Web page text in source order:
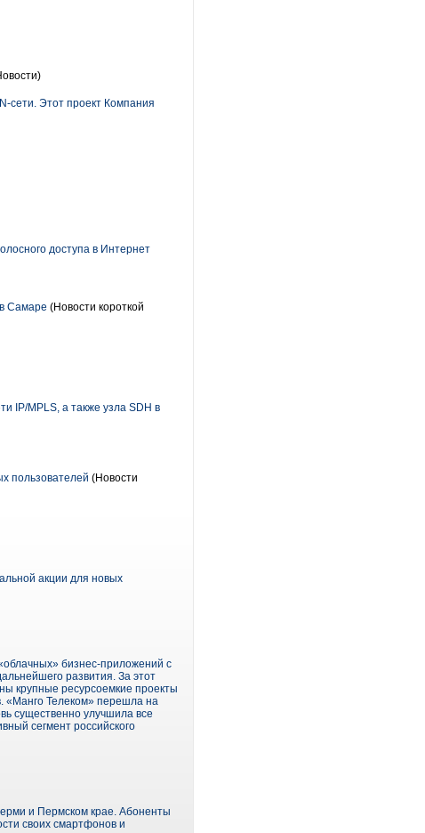
cети. Этот проект Компания
доступа в Интернет
Самаре (Новости короткой
IP/MPLS, а также узла SDH в
пользователей (Новости
акции для новых
бизнес-приложений с
развития. За этот
крупные ресурсоемкие проекты
«Манго Телеком» перешла на
существенно улучшила все
сегмент российского
и Пермском крае. Абоненты
своих смартфонов и